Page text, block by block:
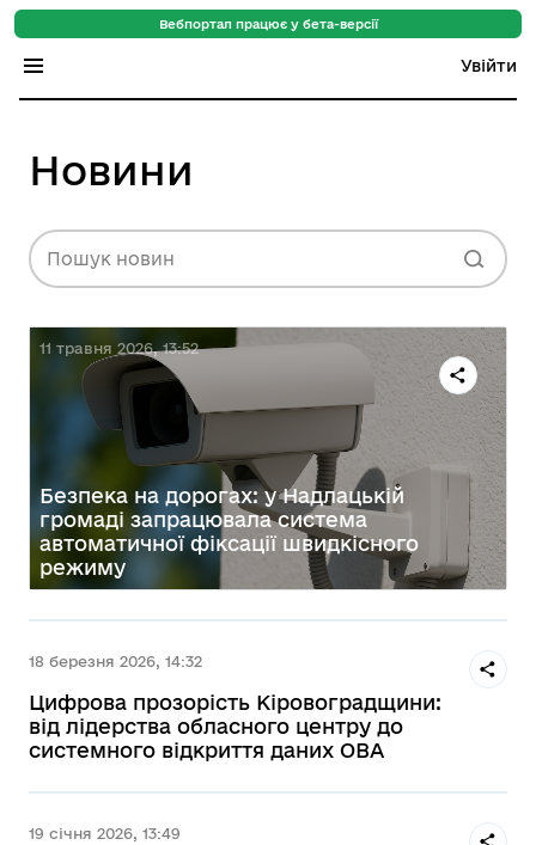
Вебпортал працює у бета-версії
Увійти
Індекс громад
Цифровий путівник
База знань
Новини
Новини
Пошук новин
Безпека на дорогах: у Надлацькій
громаді запрацювала система
автоматичної фіксації швидкісного
режиму
11 травня 2026, 13:52
Цифрова прозорість Кіровоградщини:
від лідерства обласного центру до
системного відкриття даних ОВА
18 березня 2026, 14:32
19 січня 2026, 13:49